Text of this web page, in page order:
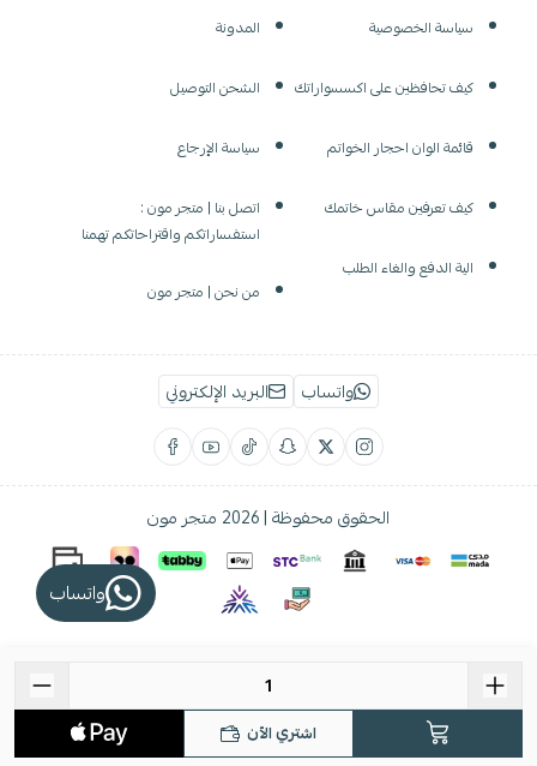
اشتري الآن
سياسة الخصوصية
كيف تحافظين على اكسسواراتك
قائمة الوان احجار الخواتم
كيف تعرفين مقاس خاتمك
الية الدفع والغاء الطلب
المدونة
الشحن التوصيل
سياسة الإرجاع
اتصل بنا | متجر مون :
استفساراتكم واقتراحاتكم تهمنا
من نحن | متجر مون
واتساب البريد الإلكتروني
الحقوق محفوظة | 2026 متجر مون
واتساب